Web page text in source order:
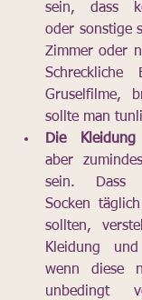
sein, dass
oder sonstige
Zimmer oder
Schreckliche
Gruselfilme,
sollte man
Die
aber
sein. Dass
Socken
sollten,
Kleidung
wenn diese
unbedingt